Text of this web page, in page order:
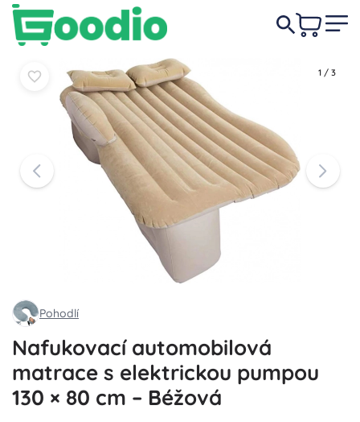
1 / 3
Pohodlí
Nafukovací automobilová
matrace s elektrickou pumpou
130 × 80 cm – Béžová
499 Kč Do košíku